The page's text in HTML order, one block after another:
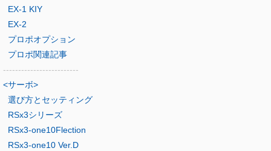
EX-1 KIY
EX-2
プロポオプション
プロポ関連記事
-------------------------
<サーボ>
選び方とセッティング
RSx3シリーズ
RSx3-one10Flection
RSx3-one10 Ver.D